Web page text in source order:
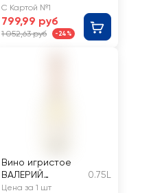
С Картой №1
799,99 руб
1 052,63 руб -24%
Вино игристое
ВАЛЕРИЙ
ЗАХАРЬИН бел.
0.75L
Цена за 1 шт